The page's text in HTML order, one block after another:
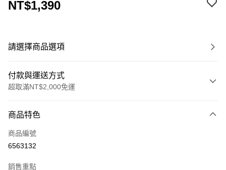
NT$1,390
請選擇商品選項
付款與運送方式
超取滿NT$2,000免運
信用卡一次付款
超商取貨付款
商品特色
商品編號
6563132
銷售重點